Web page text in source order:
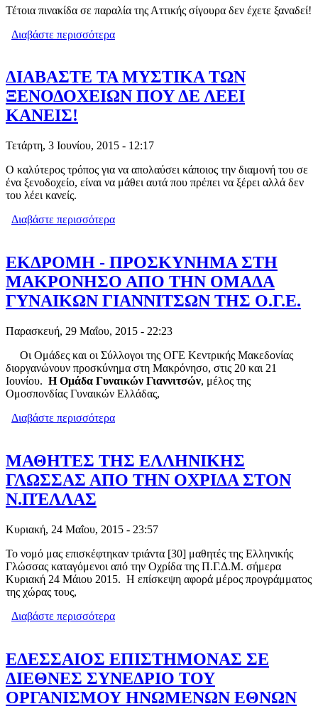
Τέτοια πινακίδα σε παραλία της Αττικής σίγουρα δεν έχετε ξαναδεί!
Διαβάστε περισσότερα
ΔΙΑΒΑΣΤΕ ΤΑ ΜΥΣΤΙΚΑ ΤΩΝ
ΞΕΝΟΔΟΧΕΙΩΝ ΠΟΥ ΔΕ ΛΕΕΙ
ΚΑΝΕΙΣ!
Τετάρτη, 3 Ιουνίου, 2015 - 12:17
Ο καλύτερος τρόπος για να απολαύσει κάποιος την διαμονή του σε
ένα ξενοδοχείο, είναι να μάθει αυτά που πρέπει να ξέρει αλλά δεν
του λέει κανείς.
Διαβάστε περισσότερα
ΕΚΔΡΟΜΗ - ΠΡΟΣΚΥΝΗΜΑ ΣΤΗ
ΜΑΚΡΟΝΗΣΟ ΑΠΟ ΤΗΝ ΟΜΑΔΑ
ΓΥΝΑΙΚΩΝ ΓΙΑΝΝΙΤΣΩΝ ΤΗΣ Ο.Γ.Ε.
Παρασκευή, 29 Μαΐου, 2015 - 22:23
Οι Ομάδες και οι Σύλλογοι της ΟΓΕ Κεντρικής Μακεδονίας
διοργανώνουν προσκύνημα στη Μακρόνησο, στις 20 και 21
Ιουνίου. Η Ομάδα Γυναικών Γιαννιτσών, μέλος της
Ομοσπονδίας Γυναικών Ελλάδας,
Διαβάστε περισσότερα
ΜΑΘΗΤΕΣ ΤΗΣ ΕΛΛΗΝΙΚΗΣ
ΓΛΩΣΣΑΣ ΑΠΟ ΤΗΝ ΟΧΡΙΔΑ ΣΤΟΝ
Ν.ΠΈΛΛΑΣ
Κυριακή, 24 Μαΐου, 2015 - 23:57
Το νομό μας επισκέφτηκαν τριάντα [30] μαθητές της Ελληνικής
Γλώσσας καταγόμενοι από την Οχρίδα της Π.Γ.Δ.Μ. σήμερα
Κυριακή 24 Μάιου 2015. Η επίσκεψη αφορά μέρος προγράμματος
της χώρας τους,
Διαβάστε περισσότερα
ΕΔΕΣΣΑΙΟΣ ΕΠΙΣΤΗΜΟΝΑΣ ΣΕ
ΔΙΕΘΝΕΣ ΣΥΝΕΔΡΙΟ ΤΟΥ
ΟΡΓΑΝΙΣΜΟΥ ΗΝΩΜΕΝΩΝ ΕΘΝΩΝ